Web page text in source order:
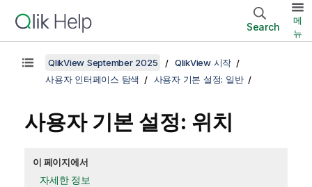
Search
메
뉴
QlikView September 2025
QlikView 시작
사용자 인터페이스 탐색
사용자 기본 설정: 일반
사용자 기본 설정: 위치
이 페이지에서
자세한 정보